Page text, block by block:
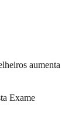
aumenta
Exame